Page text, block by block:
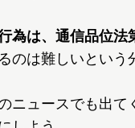
為は、通信品位法
のは難しいという
ニュースでも出て